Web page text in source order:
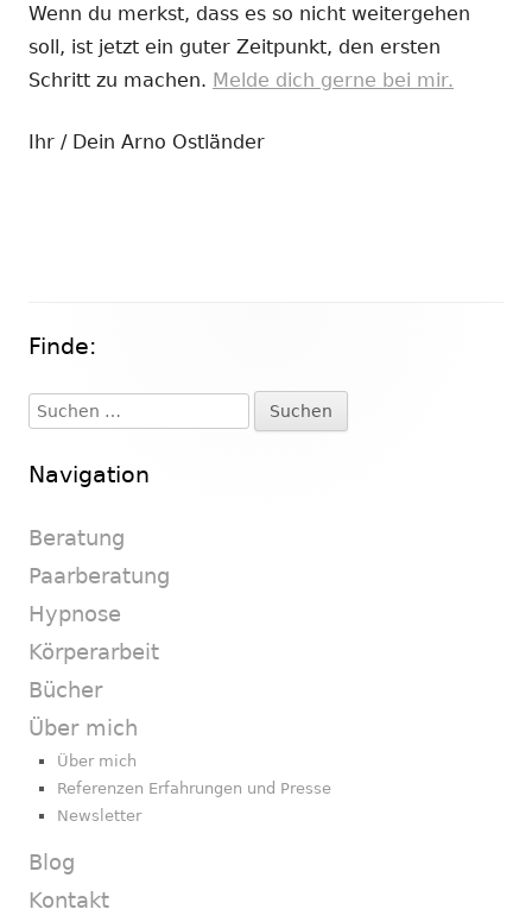
Wenn du merkst, dass es so nicht weitergehen
soll, ist jetzt ein guter Zeitpunkt, den ersten
Schritt zu machen. Melde dich gerne bei mir.
Ihr / Dein Arno Ostländer
Haupt-
Seitenleiste
Finde:
Suchen
nach:
Navigation
Beratung
Paarberatung
Hypnose
Körperarbeit
Bücher
Über mich
Über mich
Referenzen Erfahrungen und Presse
Newsletter
Blog
Kontakt